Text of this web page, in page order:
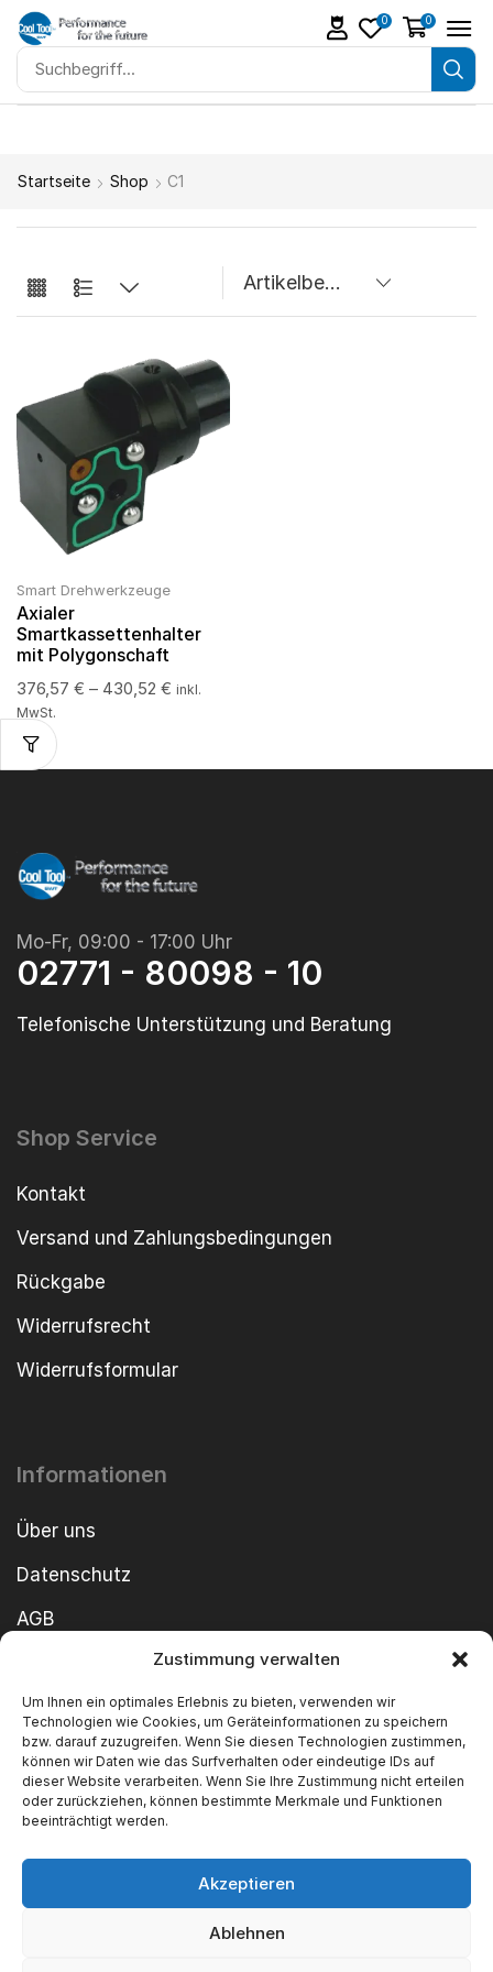
Zustimmung verwalten
Um Ihnen ein optimales Erlebnis zu bieten, verwenden wir
Technologien wie Cookies, um Geräteinformationen zu speichern
bzw. darauf zuzugreifen. Wenn Sie diesen Technologien zustimmen,
können wir Daten wie das Surfverhalten oder eindeutige IDs auf
dieser Website verarbeiten. Wenn Sie Ihre Zustimmung nicht erteilen
oder zurückziehen, können bestimmte Merkmale und Funktionen
beeinträchtigt werden.
Akzeptieren
Ablehnen
0 0
Startseite Shop C1
Smart Drehwerkzeuge
Axialer
Smartkassettenhalter
mit Polygonschaft
376,57 € – 430,52 € inkl.
MwSt.
Mo-Fr, 09:00 - 17:00 Uhr
02771 - 80098 - 10
Telefonische Unterstützung und Beratung
Shop Service
Kontakt
Versand und Zahlungsbedingungen
Rückgabe
Widerrufsrecht
Widerrufsformular
Informationen
Über uns
Datenschutz
AGB
Cookie-Richtlinie
Impressum
Copyright ©2026 SWT GmbH Built by